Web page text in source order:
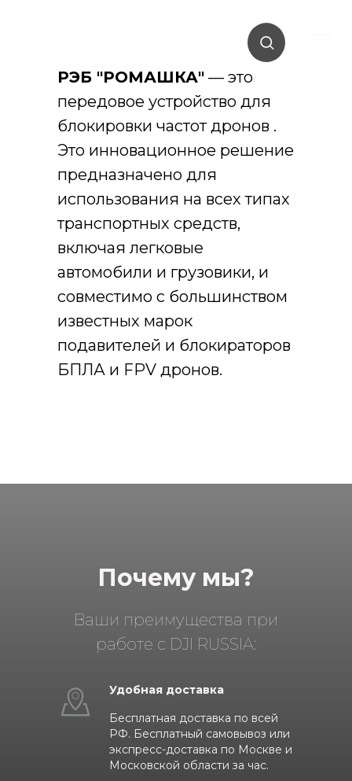
РЭБ "РОМАШКА" — это
передовое устройство для
блокировки частот дронов .
Это инновационное решение
предназначено для
использования на всех типах
транспортных средств,
включая легковые
автомобили и грузовики, и
совместимо с большинством
известных марок
подавителей и блокираторов
БПЛА и FPV дронов.
Почему мы?
Ваши преимущества при
работе с DJI RUSSIA:
Удобная доставка
Бесплатная доставка по всей
РФ. Бесплатный самовывоз или
экспресс-доставка по Москве и
Московской области за час.